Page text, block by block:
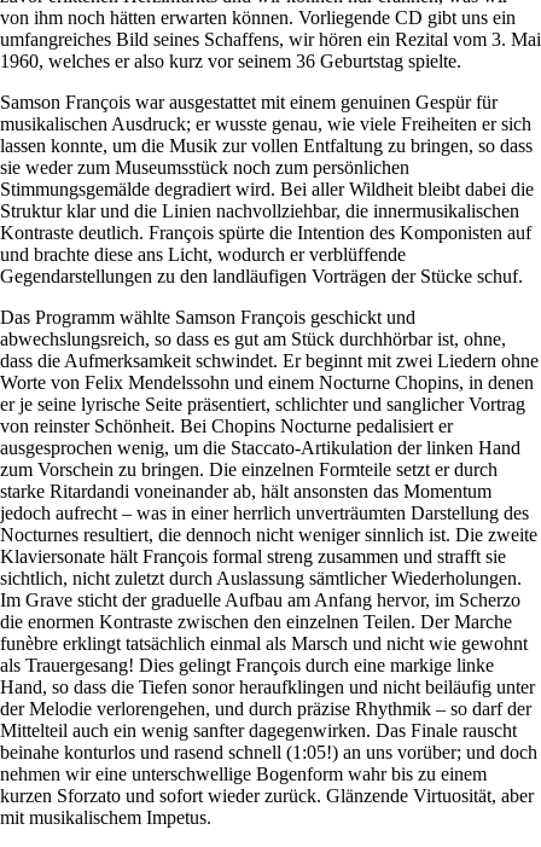
von ihm noch hätten erwarten können. Vorliegende CD gibt uns ein
umfangreiches Bild seines Schaffens, wir hören ein Rezital vom 3. Mai
1960, welches er also kurz vor seinem 36 Geburtstag spielte.
Samson François war ausgestattet mit einem genuinen Gespür für
musikalischen Ausdruck; er wusste genau, wie viele Freiheiten er sich
lassen konnte, um die Musik zur vollen Entfaltung zu bringen, so dass
sie weder zum Museumsstück noch zum persönlichen
Stimmungsgemälde degradiert wird. Bei aller Wildheit bleibt dabei die
Struktur klar und die Linien nachvollziehbar, die innermusikalischen
Kontraste deutlich. François spürte die Intention des Komponisten auf
und brachte diese ans Licht, wodurch er verblüffende
Gegendarstellungen zu den landläufigen Vorträgen der Stücke schuf.
Das Programm wählte Samson François geschickt und
abwechslungsreich, so dass es gut am Stück durchhörbar ist, ohne,
dass die Aufmerksamkeit schwindet. Er beginnt mit zwei Liedern ohne
Worte von Felix Mendelssohn und einem Nocturne Chopins, in denen
er je seine lyrische Seite präsentiert, schlichter und sanglicher Vortrag
von reinster Schönheit. Bei Chopins Nocturne pedalisiert er
ausgesprochen wenig, um die Staccato-Artikulation der linken Hand
zum Vorschein zu bringen. Die einzelnen Formteile setzt er durch
starke Ritardandi voneinander ab, hält ansonsten das Momentum
jedoch aufrecht – was in einer herrlich unverträumten Darstellung des
Nocturnes resultiert, die dennoch nicht weniger sinnlich ist. Die zweite
Klaviersonate hält François formal streng zusammen und strafft sie
sichtlich, nicht zuletzt durch Auslassung sämtlicher Wiederholungen.
Im Grave sticht der graduelle Aufbau am Anfang hervor, im Scherzo
die enormen Kontraste zwischen den einzelnen Teilen. Der Marche
funèbre erklingt tatsächlich einmal als Marsch und nicht wie gewohnt
als Trauergesang! Dies gelingt François durch eine markige linke
Hand, so dass die Tiefen sonor heraufklingen und nicht beiläufig unter
der Melodie verlorengehen, und durch präzise Rhythmik – so darf der
Mittelteil auch ein wenig sanfter dagegenwirken. Das Finale rauscht
beinahe konturlos und rasend schnell (1:05!) an uns vorüber; und doch
nehmen wir eine unterschwellige Bogenform wahr bis zu einem
kurzen Sforzato und sofort wieder zurück. Glänzende Virtuosität, aber
mit musikalischem Impetus.